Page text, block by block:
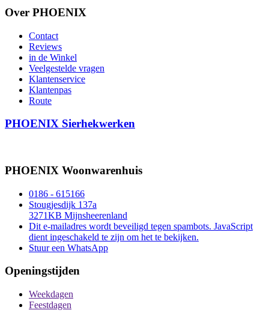
Over PHOENIX
Contact
Reviews
in de Winkel
Veelgestelde vragen
Klantenservice
Klantenpas
Route
PHOENIX Sierhekwerken
PHOENIX Woonwarenhuis
0186 - 615166
Stougjesdijk 137a
3271KB Mijnsheerenland
Dit e-mailadres wordt beveiligd tegen spambots. JavaScript
dient ingeschakeld te zijn om het te bekijken.
Stuur een WhatsApp
Openingstijden
Weekdagen
Feestdagen